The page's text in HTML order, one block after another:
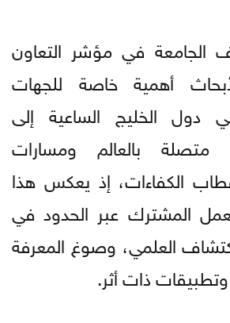
في مؤشر التعاون
أهمية خاصة للجهات
دول الخليج الساعية إلى
متصلة بالعالم ومسارات
الكفاءات، إذ يعكس هذا
المشترك عبر الحدود في
العلمي، وصوغ المعرفة
ذات أثر.